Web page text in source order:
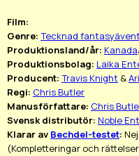
Film:
Genre: Tecknad
Produktionsland/år: Kanada
Produktionsbolag: Laika
Producent: Travis Knight &
Regi: Chris Butler
Manusförfattare: Chris
Svensk distributör: Noble
Klarar av Bechdel-testet:
(Kompletteringar och